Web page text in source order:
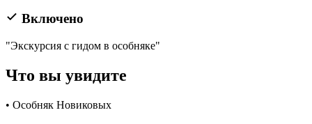
Включено
"Экскурсия с гидом в особняке"
Что вы увидите
• Особняк Новиковых